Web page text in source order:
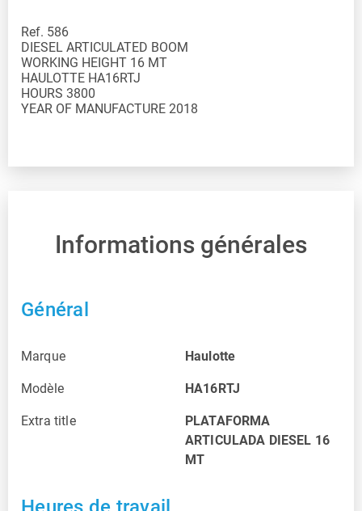
Ref. 586 DIESEL ARTICULATED BOOM WORKING HEIGHT 16 MT HAULOTTE HA16RTJ HOURS 3800 YEAR OF MANUFACTURE 2018
Informations générales
Général
Marque Haulotte
Modèle HA16RTJ
Extra title
PLATAFORMA
ARTICULADA DIESEL 16
MT